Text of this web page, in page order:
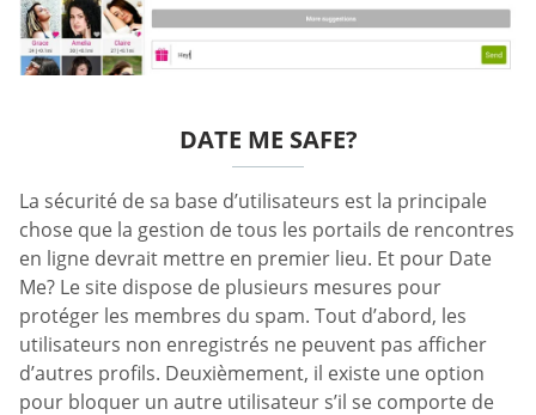
DATE ME SAFE?
La sécurité de sa base d’utilisateurs est la principale
chose que la gestion de tous les portails de rencontres
en ligne devrait mettre en premier lieu. Et pour Date
Me? Le site dispose de plusieurs mesures pour
protéger les membres du spam. Tout d’abord, les
utilisateurs non enregistrés ne peuvent pas afficher
d’autres profils. Deuxièmement, il existe une option
pour bloquer un autre utilisateur s’il se comporte de